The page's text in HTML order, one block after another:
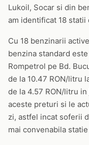
Lukoil, Socar si din
am identificat 18
Cu 18 benzinarii
benzina standard
Rompetrol pe Bd.
de la 10.47 RON/litru
de la 4.57 RON/litru
aceste preturi si le
zi, astfel incat soferii
mai convenabila